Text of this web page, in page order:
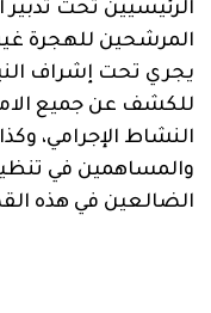
الرئيسيين تحت
المرشحين للهجرة
يجري تحت إشراف
للكشف عن جميع
النشاط الإجرامي،
والمساهمين في
الضالعين في هذه